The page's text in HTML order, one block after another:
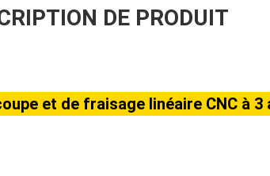
DE PRODUIT
et de fraisage linéaire CNC à 3